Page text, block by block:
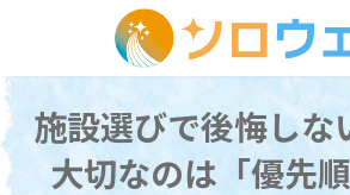
ン
ツ
へ
ス
ー
シ
ョ
ン
施設選びで後悔しな
大切なのは「優先